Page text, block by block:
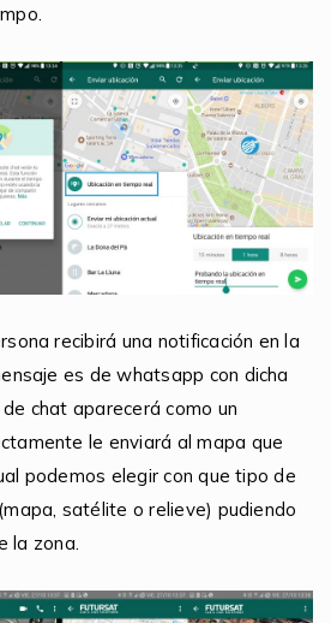
recibirá una notificación en la
es de whatsapp con dicha
chat aparecerá como un
le enviará al mapa que
podemos elegir con que tipo de
satélite o relieve) pudiendo
la zona.